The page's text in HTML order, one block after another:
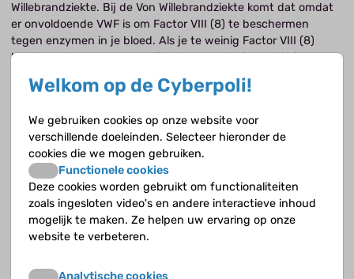
Willebrandziekte. Bij de Von Willebrandziekte komt dat omdat
er onvoldoende VWF is om Factor VIII (8) te beschermen
tegen enzymen in je bloed. Als je te weinig Factor VIII (8)
hebt, wordt daarom ook altijd de hoeveelheid VWF in je bloed
Soms blijft dit moeilijk en is genetische diagnostiek nodig om
Willebrandziekte.
De hoeveelheid Factor VIII (8) gaat altijd omhoog bij ziekte,
stress of in een andere acute fase. Bij ernstige hemofilie
levert dat geen problemen op met het stellen van de
diagnose, omdat de hoeveelheid Factor VIII (8) ook tijdens
ziekte en stress te laag blijft. Bij milde hemofilie kan dat
moeilijker zijn, omdat door ziekte en stress de hoeveelheid
Welkom op de Cyberpoli!
We gebruiken cookies op onze website voor
verschillende doeleinden. Selecteer hieronder de
cookies die we mogen gebruiken.
Functionele cookies
Deze cookies worden gebruikt om functionaliteiten
zoals ingesloten video's en andere interactieve inhoud
mogelijk te maken. Ze helpen uw ervaring op onze
website te verbeteren.